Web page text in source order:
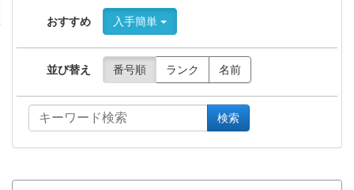
おすすめ 入手簡単
並び替え 番号順 ランク 名前
検索